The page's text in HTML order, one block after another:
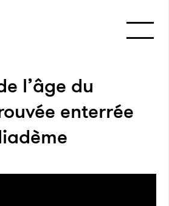
l’âge du
enterrée